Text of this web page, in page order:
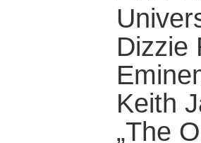
Dizzie
Keith
„The